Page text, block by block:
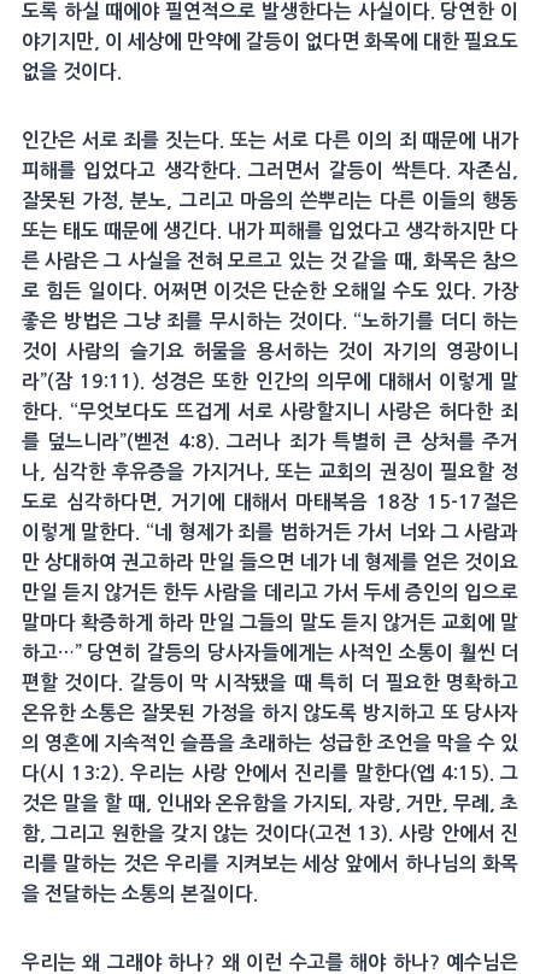
도록 하실 때에야 필연적으로 발생한다는 사실이다. 당연한 이
야기지만, 이 세상에 만약에 갈등이 없다면 화목에 대한 필요도
없을 것이다.
인간은 서로 죄를 짓는다. 또는 서로 다른 이의 죄 때문에 내가
피해를 입었다고 생각한다. 그러면서 갈등이 싹튼다. 자존심,
잘못된 가정, 분노, 그리고 마음의 쓴뿌리는 다른 이들의 행동
또는 태도 때문에 생긴다. 내가 피해를 입었다고 생각하지만 다
른 사람은 그 사실을 전혀 모르고 있는 것 같을 때, 화목은 참으
로 힘든 일이다. 어쩌면 이것은 단순한 오해일 수도 있다. 가장
좋은 방법은 그냥 죄를 무시하는 것이다. “노하기를 더디 하는
것이 사람의 슬기요 허물을 용서하는 것이 자기의 영광이니
라”(잠 19:11). 성경은 또한 인간의 의무에 대해서 이렇게 말
한다. “무엇보다도 뜨겁게 서로 사랑할지니 사랑은 허다한 죄
를 덮느니라”(벧전 4:8). 그러나 죄가 특별히 큰 상처를 주거
나, 심각한 후유증을 가지거나, 또는 교회의 권징이 필요할 정
도로 심각하다면, 거기에 대해서 마태복음 18장 15-17절은
이렇게 말한다. “네 형제가 죄를 범하거든 가서 너와 그 사람과
만 상대하여 권고하라 만일 들으면 네가 네 형제를 얻은 것이요
만일 듣지 않거든 한두 사람을 데리고 가서 두세 증인의 입으로
말마다 확증하게 하라 만일 그들의 말도 듣지 않거든 교회에 말
하고…” 당연히 갈등의 당사자들에게는 사적인 소통이 훨씬 더
편할 것이다. 갈등이 막 시작됐을 때 특히 더 필요한 명확하고
온유한 소통은 잘못된 가정을 하지 않도록 방지하고 또 당사자
의 영혼에 지속적인 슬픔을 초래하는 성급한 조언을 막을 수 있
다(시 13:2). 우리는 사랑 안에서 진리를 말한다(엡 4:15). 그
것은 말을 할 때, 인내와 온유함을 가지되, 자랑, 거만, 무례, 초
함, 그리고 원한을 갖지 않는 것이다(고전 13). 사랑 안에서 진
리를 말하는 것은 우리를 지켜보는 세상 앞에서 하나님의 화목
을 전달하는 소통의 본질이다.
우리는 왜 그래야 하나? 왜 이런 수고를 해야 하나? 예수님은